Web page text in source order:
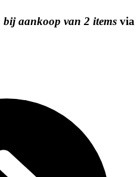
aankoop van 2 items via